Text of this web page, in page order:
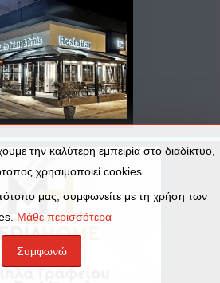
την καλύτερη εμπειρία στο διαδίκτυο,
χρησιμοποιεί cookies.
μας, συμφωνείτε με τη χρήση των
Μάθε περισσότερα
Συμφωνώ